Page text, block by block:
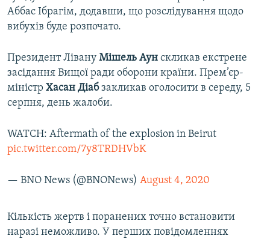
Аббас Ібрагім, додавши, що розслідування щодо
вибухів буде розпочато.
Президент Лівану Мішель Аун скликав екстрене
засідання Вищої ради оборони країни. Прем’єр-
міністр Хасан Діабзакликав оголосити в середу, 5
серпня, день жалоби.
WATCH: Aftermath of the explosion in Beirut
pic.twitter.com/7y8TRDHVbK
— BNO News (@BNONews) August 4, 2020
Кількість жертв і поранених точно встановити
наразі неможливо. У перших повідомленнях